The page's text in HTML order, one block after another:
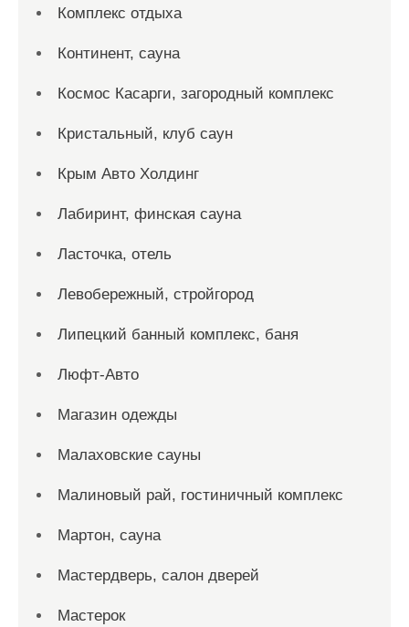
Комплекс отдыха
Континент, сауна
Космос Касарги, загородный комплекс
Кристальный, клуб саун
Крым Авто Холдинг
Лабиринт, финская сауна
Ласточка, отель
Левобережный, стройгород
Липецкий банный комплекс, баня
Люфт-Авто
Магазин одежды
Малаховские сауны
Малиновый рай, гостиничный комплекс
Мартон, сауна
Мастердверь, салон дверей
Мастерок